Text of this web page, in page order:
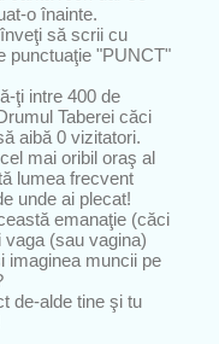
o înainte.
să scrii cu
punctuaţie "PUNCT"
ţi intre 400 de
Taberei căci
aibă 0 vizitatori.
mai oribil oraş al
lumea frecvent
unde ai plecat!
emanaţie (căci
vaga (sau vagina)
imaginea muncii pe
de-alde tine şi tu